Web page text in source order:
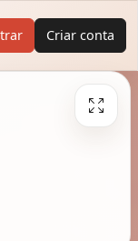
Criar conta